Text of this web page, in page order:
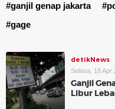
#ganjil genap jakarta
#gage
detikNews
Selasa, 18 Apr
Ganjil
Libur